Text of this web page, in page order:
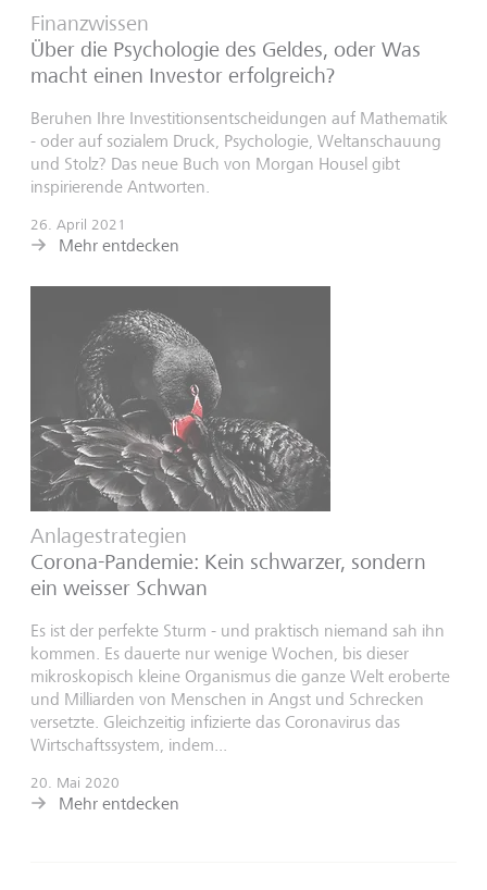
Finanzwissen
Über die Psychologie des Geldes, oder Was
macht einen Investor erfolgreich?
Beruhen Ihre Investitionsentscheidungen auf Mathematik
- oder auf sozialem Druck, Psychologie, Weltanschauung
und Stolz? Das neue Buch von Morgan Housel gibt
inspirierende Antworten.
26. April 2021
Mehr entdecken
Anlagestrategien
Corona-Pandemie: Kein schwarzer, sondern
ein weisser Schwan
Es ist der perfekte Sturm - und praktisch niemand sah ihn
kommen. Es dauerte nur wenige Wochen, bis dieser
mikroskopisch kleine Organismus die ganze Welt eroberte
und Milliarden von Menschen in Angst und Schrecken
versetzte. Gleichzeitig infizierte das Coronavirus das
Wirtschaftssystem, indem...
20. Mai 2020
Mehr entdecken